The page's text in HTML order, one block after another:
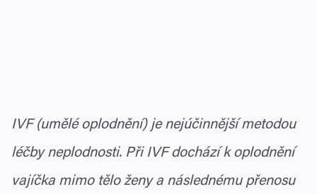
IVF(umělé oplodnění) je nejúčinnější metodou
léčby neplodnosti. Při IVFdochází k oplodnění
vajíčka mimo tělo ženy a následnému přenosu